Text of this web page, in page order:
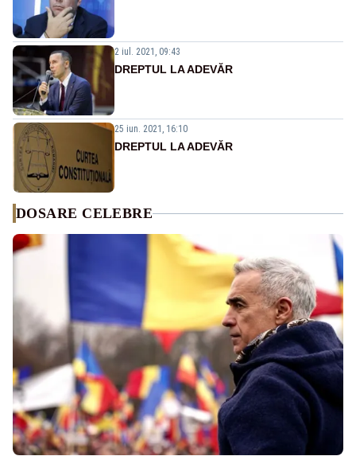
2 iul. 2021, 09:43
DREPTUL LA ADEVĂR
25 iun. 2021, 16:10
DREPTUL LA ADEVĂR
DOSARE CELEBRE